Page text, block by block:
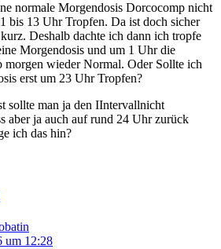
normale Morgendosis Dorcocomp nicht
bis 13 Uhr Tropfen. Da ist doch sicher
Deshalb dachte ich dann ich tropfe
Morgendosis und um 1 Uhr die
morgen wieder Normal. Oder Sollte ich
erst um 23 Uhr Tropfen?
sollte man ja den IIntervallnicht
aber ja auch auf rund 24 Uhr zurück
ich das hin?
um 12:28